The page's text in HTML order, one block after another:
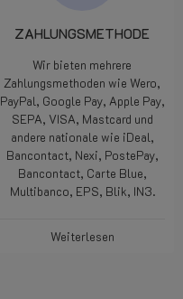
ZAHLUNGSMETHODE
Wir bieten mehrere
Zahlungsmethoden wie Wero,
PayPal, Google Pay, Apple Pay,
SEPA, VISA, Mastcard und
andere nationale wie iDeal,
Bancontact, Nexi, PostePay,
Bancontact, Carte Blue,
Multibanco, EPS, Blik, IN3.
Weiterlesen